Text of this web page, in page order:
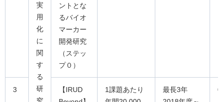
実
用
化
に
関
す
る
研
ントとな
るバイオ
マーカー
開発研究
（ステッ
プ０）
3
【IRUD
1課題あたり
最長3年
0